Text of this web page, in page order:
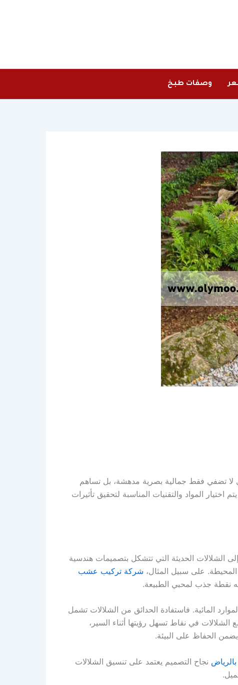
وصفات طبخ
لا تضفي فقط جمالية بصرية مدهشة، بل تساهم
المواد والتقنيات المناسبة لتحقيق تأثيرات
الشلالات الحديثة التي تتشكل بتصميمات هندسية
على سبيل المثال، شركة تركيب عشب
نقطة جذب لمحبي الطبيعة.
المائية. فاستفادة الحدائق من الشلالات تشمل
في نقاط تسهل رؤيتها أثناء السير،
الحفاظ على البيئة.
نجاح التصميم يعتمد على تنسيق الشلالات